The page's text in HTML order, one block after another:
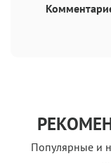
Популярные и